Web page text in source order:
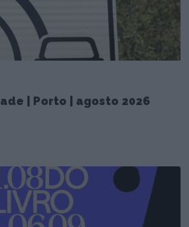
| Porto | agosto 2026